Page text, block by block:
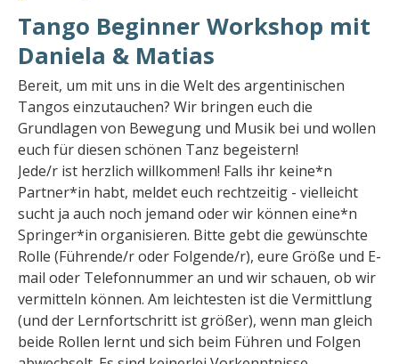
Tango Beginner Workshop mit
Daniela & Matias
Bereit, um mit uns in die Welt des argentinischen
Tangos einzutauchen? Wir bringen euch die
Grundlagen von Bewegung und Musik bei und wollen
euch für diesen schönen Tanz begeistern!
Jede/r ist herzlich willkommen! Falls ihr keine*n
Partner*in habt, meldet euch rechtzeitig - vielleicht
sucht ja auch noch jemand oder wir können eine*n
Springer*in organisieren. Bitte gebt die gewünschte
Rolle (Führende/r oder Folgende/r), eure Größe und E-
mail oder Telefonnummer an und wir schauen, ob wir
vermitteln können. Am leichtesten ist die Vermittlung
(und der Lernfortschritt ist größer), wenn man gleich
beide Rollen lernt und sich beim Führen und Folgen